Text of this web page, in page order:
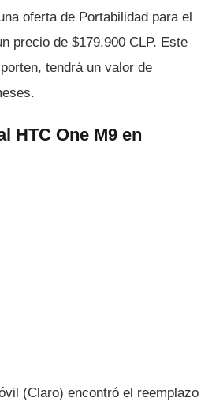
oferta de Portabilidad para el
precio de $179.900 CLP. Este
tendrá un valor de
HTC One M9 en
(Claro) encontró el reemplazo